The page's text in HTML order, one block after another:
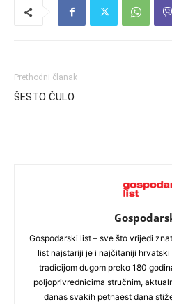
Prethodni članak
ŠESTO ČULO
Gospodarski list – sve što vrijedi
list najstariji je i najčitaniji
tradicijom dugom preko 180
poljoprivrednicima stručnim,
danas svakih petnaest dana